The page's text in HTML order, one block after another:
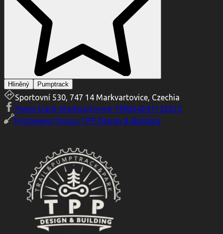
Hliněný Pumptrack
Sportovní 530, 747 14 Markvartovice, Czechia
Pump-track-Markvartovice-790264241132523
Postaveno firmou TPP Design & Building